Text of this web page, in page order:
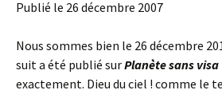
Publié le 26 décembre 2007
Nous sommes bien le 26 décembre
suit a été publié surPlanète sans visa
exactement. Dieu du ciel ! comme le